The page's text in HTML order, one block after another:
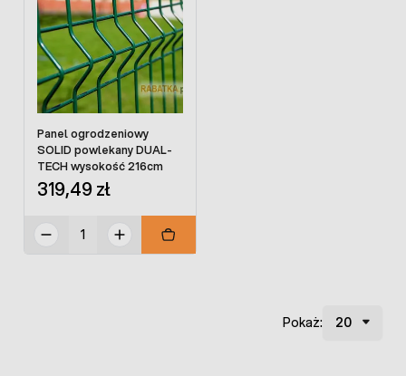
Panel ogrodzeniowy
SOLID powlekany DUAL-
TECH wysokość 216cm
319,49 zł
Pokaż: